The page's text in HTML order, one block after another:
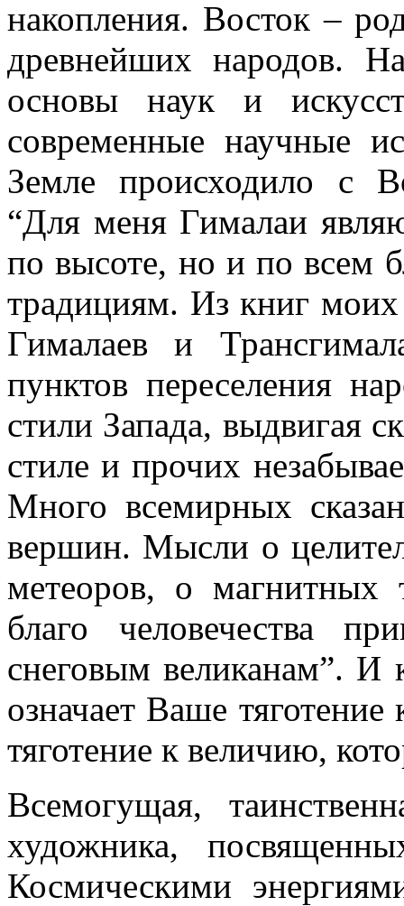
накопления. Восток –
древнейших народов.
основы наук и
современные научные
Земле происходило с
“Для меня Гималаи
по высоте, но и по всем
традициям. Из книг моих
Гималаев и
пунктов переселения
стили Запада, выдвигая
стиле и прочих
Много всемирных
вершин. Мысли о
метеоров, о
благо человечества
снеговым великанам”. И
означает Ваше
тяготение к величию,
Всемогущая,
художника,
Космическими